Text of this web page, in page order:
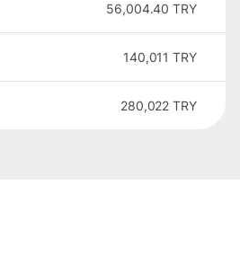
56,004.40 TRY
140,011 TRY
280,022 TRY